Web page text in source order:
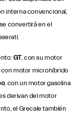
interna convencional,
convertirá en el
GT, con su motor
con motor microhíbrido
, con un motor gasolina
derivan del motor
el Grecale también